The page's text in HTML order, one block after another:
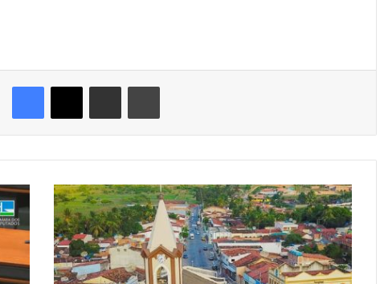
Facebook X Compartilhar via e-mail Imprimir
P
i
r
p
i
r